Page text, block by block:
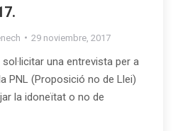
29 noviembre, 2017
una entrevista per a
PNL (Proposició no de Llei)
la idoneïtat o no de